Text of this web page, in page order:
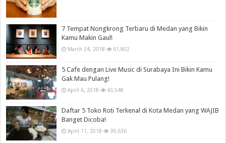
7 Tempat Nongkrong Terbaru di Medan yang Bikin
Kamu Makin Gaul!
March 24, 2018 61,802
5 Cafe dengan Live Music di Surabaya Ini Bikin Kamu
Gak Mau Pulang!
April 6, 2018 43,548
Daftar 5 Toko Roti Terkenal di Kota Medan yang WAJIB
Banget Dicoba!
April 11, 2018 39,636